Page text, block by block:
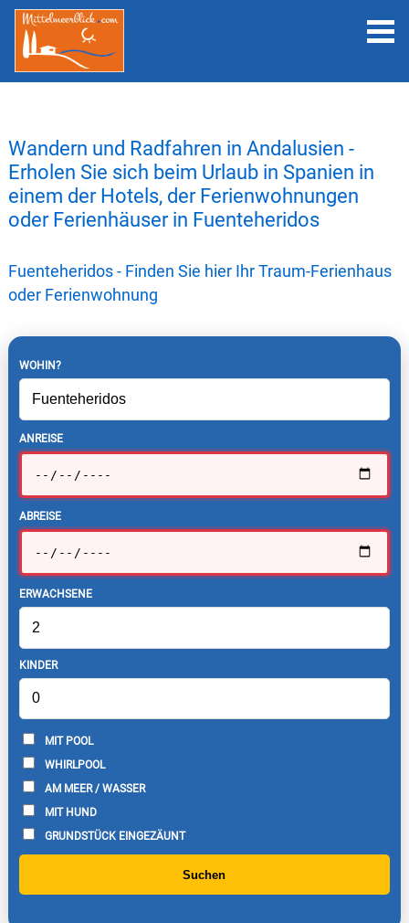
Wandern und Radfahren in Andalusien -
Erholen Sie sich beim Urlaub in Spanien in
einem der Hotels, der Ferienwohnungen
oder Ferienhäuser in Fuenteheridos
Fuenteheridos - Finden Sie hier Ihr Traum-Ferienhaus
oder Ferienwohnung
WOHIN?
ANREISE
ABREISE
ERWACHSENE
KINDER
MIT POOL
WHIRLPOOL
AM MEER / WASSER
MIT HUND
GRUNDSTÜCK EINGEZÄUNT
Suchen